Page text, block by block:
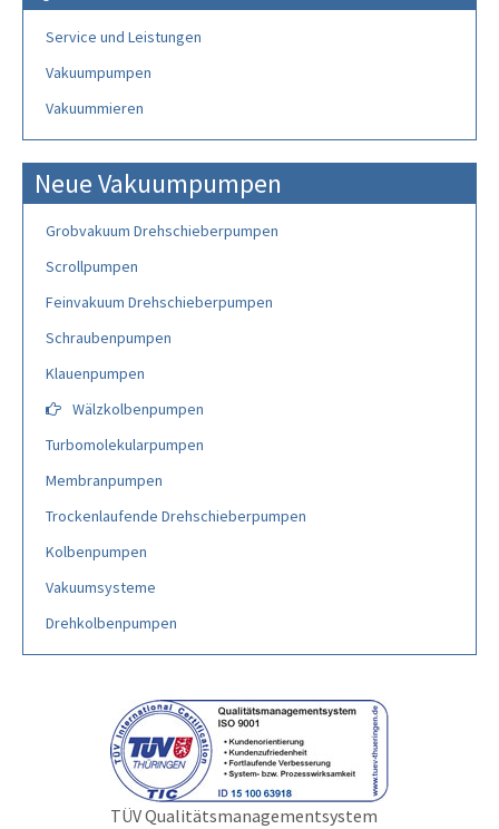
Service und Leistungen
Vakuumpumpen
Vakuummieren
Neue Vakuumpumpen
Grobvakuum Drehschieberpumpen
Scrollpumpen
Feinvakuum Drehschieberpumpen
Schraubenpumpen
Klauenpumpen
Wälzkolbenpumpen
Turbomolekularpumpen
Membranpumpen
Trockenlaufende Drehschieberpumpen
Kolbenpumpen
Vakuumsysteme
Drehkolbenpumpen
TÜV Qualitätsmanagementsystem